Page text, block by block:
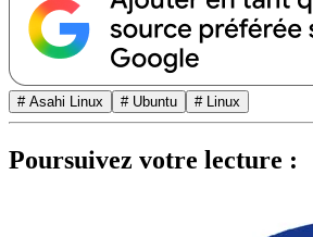
# Asahi Linux # Ubuntu # Linux
Poursuivez votre lecture :